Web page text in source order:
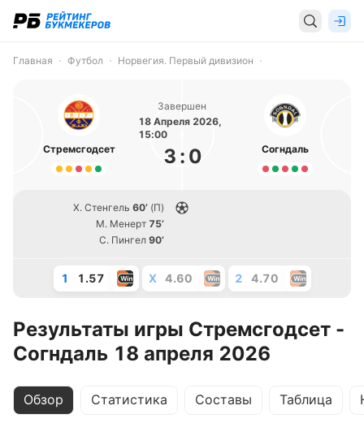
Главная Футбол Норвегия. Первый дивизион
Стремсгодсет
Завершен
18 Апреля 2026,
15:00
3 : 0 Согндаль
Х. Стенгель 60’ (П)
М. Менерт 75’
С. Пингел 90’
1 1.57 X 4.60 2 4.70
Результаты игры Стремсгодсет -
Согндаль 18 апреля 2026
Обзор Статистика Составы Таблица